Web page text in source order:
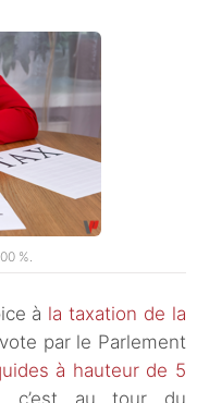
%.
à la taxation de la
par le Parlement
à hauteur de 5